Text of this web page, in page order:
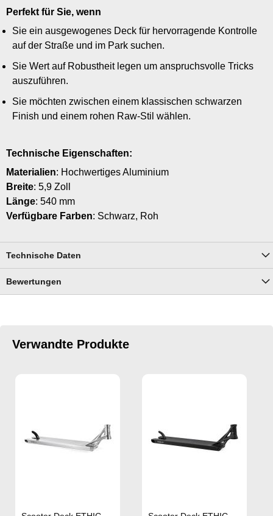
Perfekt für Sie, wenn
Sie ein ausgewogenes Deck für hervorragende Kontrolle
auf der Straße und im Park suchen.
Sie Wert auf Robustheit legen um anspruchsvolle Tricks
auszuführen.
Sie möchten zwischen einem klassischen schwarzen
Finish und einem rohen Raw-Stil wählen.
Technische Eigenschaften:
Materialien: Hochwertiges Aluminium
Breite: 5,9 Zoll
Länge: 540 mm
Verfügbare Farben: Schwarz, Roh
Technische Daten
Bewertungen
Verwandte Produkte